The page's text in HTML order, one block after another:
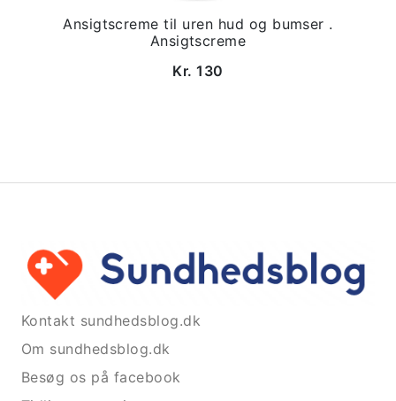
Ansigtscreme til uren hud og bumser .
Ansigtscreme
Kr. 130
Kontakt sundhedsblog.dk
Om sundhedsblog.dk
Besøg os på facebook